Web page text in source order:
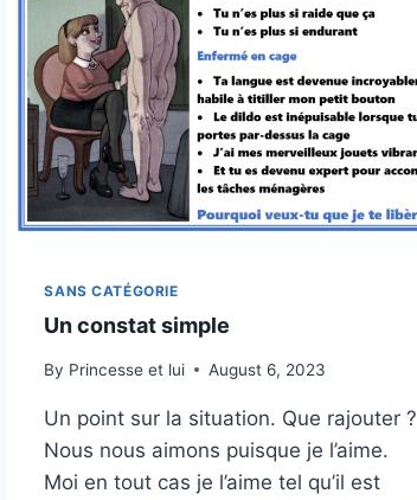
SANS CATÉGORIE
Un constat simple
By Princesse et lui August 6, 2023
Un point sur la situation. Que rajouter ?
Nous nous aimons puisque je l’aime.
Moi en tout cas je l’aime tel qu’il est